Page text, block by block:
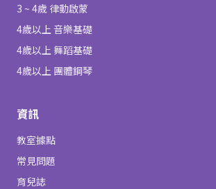
3 ~ 4歲 律動啟蒙
4歲以上 音樂基礎
4歲以上 舞蹈基礎
4歲以上 團體鋼琴
資訊
教室據點
常見問題
育兒誌